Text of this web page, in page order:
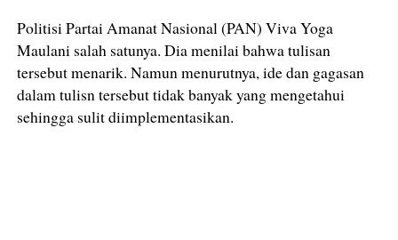
Politisi Partai Amanat Nasional (PAN) Viva Yoga
Maulani salah satunya. Dia menilai bahwa tulisan
tersebut menarik. Namun menurutnya, ide dan gagasan
dalam tulisn tersebut tidak banyak yang mengetahui
sehingga sulit diimplementasikan.